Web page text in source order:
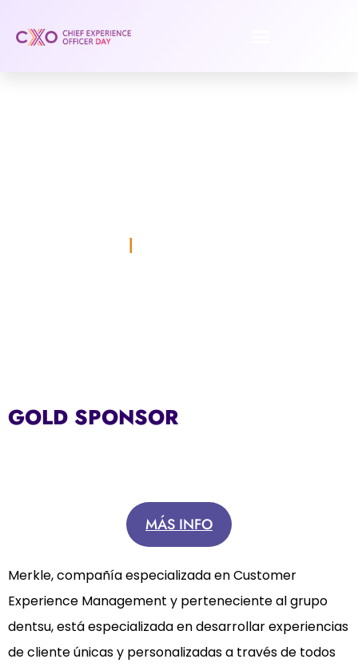
Sponsor Merkle
GOLD SPONSOR
MÁS INFO
Merkle, compañía especializada en Customer
Experience Management y perteneciente al grupo
dentsu, está especializada en desarrollar experiencias
de cliente únicas y personalizadas a través de todos